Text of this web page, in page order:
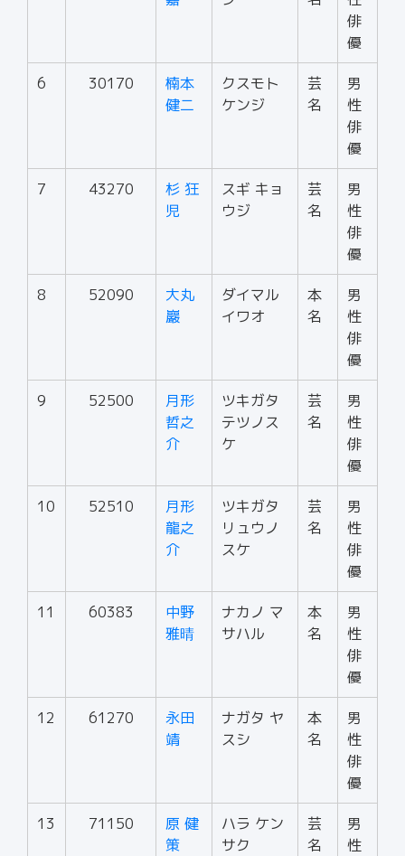
俳
優
6 30170
楠本
健二
クスモト
ケンジ
芸
名
男
性
俳
優
7 43270
杉 狂
児
スギ キョ
ウジ
芸
名
男
性
俳
優
8 52090
大丸
巖
ダイマル
イワオ
本
名
男
性
俳
優
9 52500
月形
哲之
介
ツキガタ
テツノス
ケ
芸
名
男
性
俳
優
10 52510
月形
龍之
介
ツキガタ
リュウノ
スケ
芸
名
男
性
俳
優
11 60383
中野
雅晴
ナカノ マ
サハル
本
名
男
性
俳
優
12 61270
永田
靖
ナガタ ヤ
スシ
本
名
男
性
俳
優
13 71150
原 健
策
ハラ ケン
サク
芸
名
男
性